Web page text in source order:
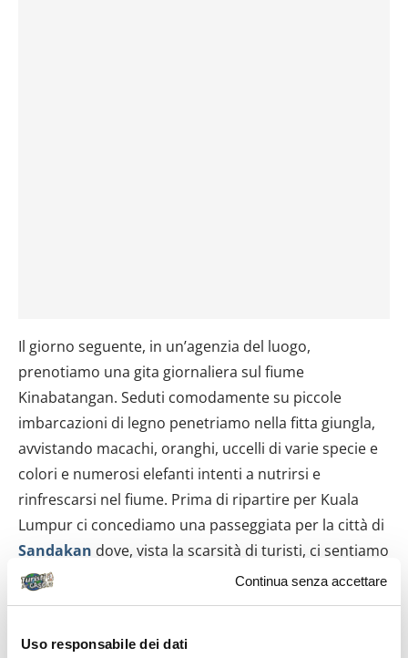
Continua senza accettare
Uso responsabile dei dati
Il giorno seguente, in un’agenzia del luogo,
prenotiamo una gita giornaliera sul fiume
Kinabatangan. Seduti comodamente su piccole
imbarcazioni di legno penetriamo nella fitta giungla,
avvistando macachi, oranghi, uccelli di varie specie e
colori e numerosi elefanti intenti a nutrirsi e
rinfrescarsi nel fiume. Prima di ripartire per Kuala
Lumpur ci concediamo una passeggiata per la città di
Sandakan dove, vista la scarsità di turisti, ci sentiamo
al centro dell’attenzione: nel caratteristico mercato
alimentare, un’esplosione di colori ed odori, ci
amichevoli, in particolare dai più giovani La sera del